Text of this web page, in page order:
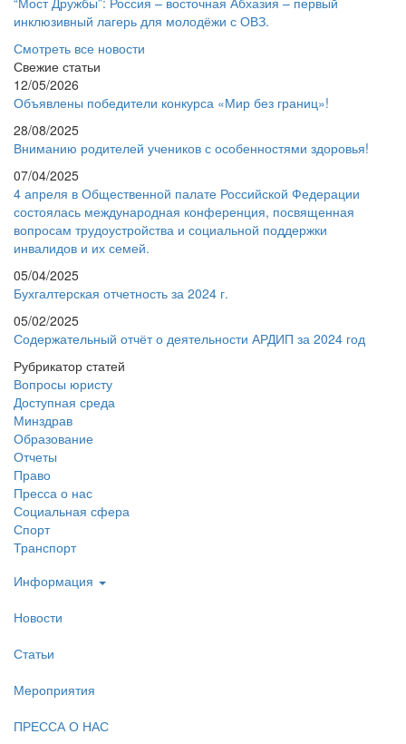
инклюзивный лагерь для молодёжи с ОВЗ.
Смотреть все новости
Свежие статьи
12/05/2026
Объявлены победители конкурса «Мир без границ»!
28/08/2025
Вниманию родителей учеников с особенностями здоровья!
07/04/2025
4 апреля в Общественной палате Российской Федерации
состоялась международная конференция, посвященная
вопросам трудоустройства и социальной поддержки
инвалидов и их семей.
05/04/2025
Бухгалтерская отчетность за 2024 г.
05/02/2025
Содержательный отчёт о деятельности АРДИП за 2024 год
Рубрикатор статей
Вопросы юристу
Доступная среда
Минздрав
Образование
Отчеты
Право
Пресса о нас
Социальная сфера
Спорт
Транспорт
Информация
Новости
Статьи
Мероприятия
ПРЕССА О НАС